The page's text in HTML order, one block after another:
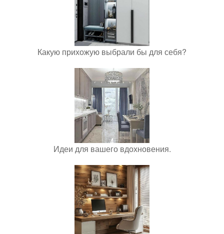
Какую прихожую выбрали бы для себя?
Идеи для вашего вдохновения.